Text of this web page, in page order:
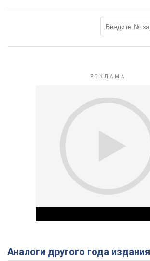
Аналоги другого года издания